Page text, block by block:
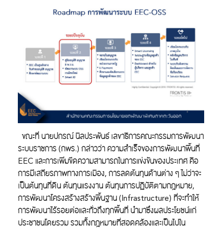
ขณะที่ นายปกรณ์ นิลประพันธ์ เลขาธิการคณะกรรมการพัฒนา
ระบบราชการ (กพร.) กล่าวว่า ความสำเร็จของการพัฒนาพื้นที่
EEC และการเพิ่มขีดความสามารถในการแข่งขันของประเทศ คือ
การมีเสถียรภาพทางการเมือง, การลดต้นทุนด้านต่าง ๆ ไม่ว่าจะ
เป็นต้นทุนที่ดิน ต้นทุนแรงงาน ต้นทุนการปฏิบัติตามกฎหมาย,
การพัฒนาโครงสร้างสร้างพื้นฐาน (Infrastructure) ที่จะทำให้
การพัฒนาไร้รอยต่อและทั่วถึงทุกพื้นที่ นำมาซึ่งผลประโยชน์แก่
ประชาชนโดยรวม รวมทั้งกฎหมายที่สอดคล้องและเป็นไปใน